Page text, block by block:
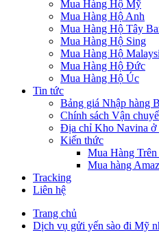
Mua Hàng Hộ Mỹ
Mua Hàng Hộ Anh
Mua Hàng Hộ Tây
Mua Hàng Hộ Sing
Mua Hàng Hộ
Mua Hàng Hộ Đức
Mua Hàng Hộ Úc
Tin tức
Bảng giá Nhập hàng
Chính sách Vận
Địa chỉ Kho Navina ở
Kiến thức
Mua Hàng
Mua hàng
Tracking
Liên hệ
Trang chủ
Dịch vụ gửi yến sào đi Mỹ